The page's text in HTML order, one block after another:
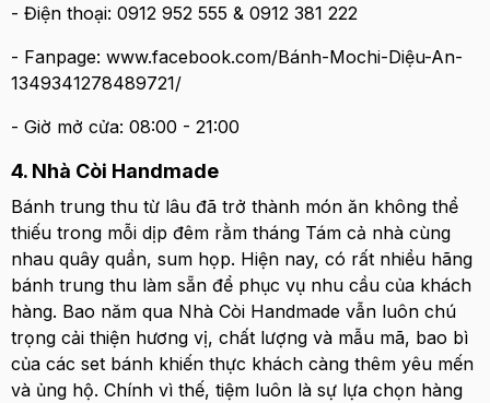
- Điện thoại: 0912 952 555 & 0912 381 222
- Fanpage: www.facebook.com/Bánh-Mochi-Diệu-An-
1349341278489721/
- Giờ mở cửa: 08:00 - 21:00
4. Nhà Còi Handmade
Bánh trung thu từ lâu đã trở thành món ăn không thể
thiếu trong mỗi dịp đêm rằm tháng Tám cả nhà cùng
nhau quây quần, sum họp. Hiện nay, có rất nhiều hãng
bánh trung thu làm sẵn để phục vụ nhu cầu của khách
hàng. Bao năm qua Nhà Còi Handmade vẫn luôn chú
trọng cải thiện hương vị, chất lượng và mẫu mã, bao bì
của các set bánh khiến thực khách càng thêm yêu mến
và ủng hộ. Chính vì thế, tiệm luôn là sự lựa chọn hàng